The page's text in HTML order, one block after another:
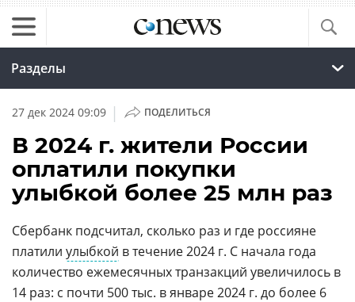
Разделы
27 дек 2024 09:09 | ПОДЕЛИТЬСЯ
В 2024 г. жители России
оплатили покупки
улыбкой более 25 млн раз
Сбербанк подсчитал, сколько раз и где россияне
платили улыбкой в течение 2024 г. С начала года
количество ежемесячных транзакций увеличилось в
14 раз: с почти 500 тыс. в январе 2024 г. до более 6